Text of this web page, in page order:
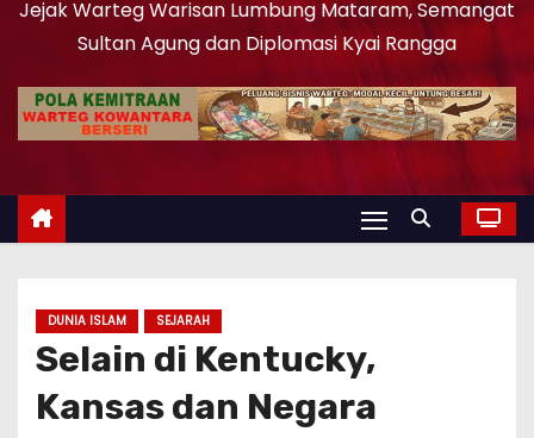
Jejak Warteg Warisan Lumbung Mataram, Semangat
Sultan Agung dan Diplomasi Kyai Rangga
DUNIA ISLAM SEJARAH
Selain di Kentucky,
Kansas dan Negara